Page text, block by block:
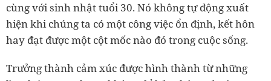
cùng với sinh nhật tuổi 30. Nó không tự động xuất
hiện khi chúng ta có một công việc ổn định, kết hôn
hay đạt được một cột mốc nào đó trong cuộc sống.
Trưởng thành cảm xúc được hình thành từ những